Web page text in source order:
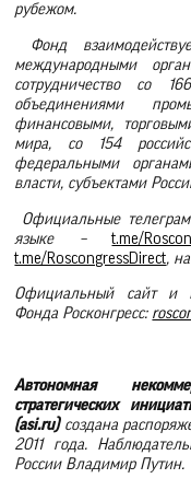
рубежом.
Фонд
международными
сотрудничество со
объединениями
финансовыми,
мира, со 154
федеральными
власти, субъектами
Официальные
языке –t.me/
t.me/RoscongressDirect,
Официальный сайт и
Фонда Росконгресс:
Автономная
стратегических
(asi.ru)создана
2011 года.
России Владимир Путин.